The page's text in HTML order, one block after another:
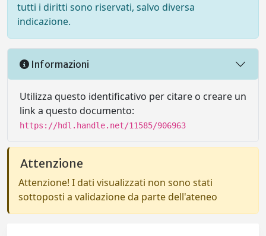
tutti i diritti sono riservati, salvo diversa
indicazione.
Informazioni
Utilizza questo identificativo per citare o creare un
link a questo documento:
https://hdl.handle.net/11585/906963
Attenzione
Attenzione! I dati visualizzati non sono stati
sottoposti a validazione da parte dell'ateneo